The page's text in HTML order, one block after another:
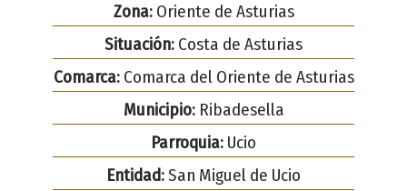
Zona:Oriente de Asturias
Situación: Costa de Asturias
Comarca:Comarca del Oriente de Asturias
Municipio:Ribadesella
Parroquia: Ucio
Entidad:San Miguel de Ucio